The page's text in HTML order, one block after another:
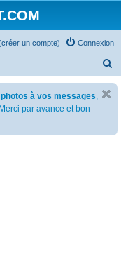
Connexion
un compte)
e
à vos messages,
par avance et bon